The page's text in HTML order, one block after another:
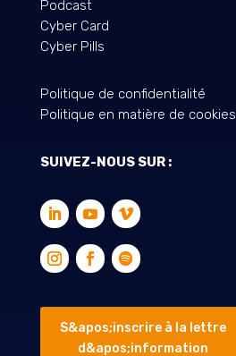
Podcast
Cyber Card
Cyber Pills
Politique de confidentialité
Politique en matière de cookies
SUIVEZ-NOUS SUR :
S&apos;inscrire à la lettre
d&apos;information